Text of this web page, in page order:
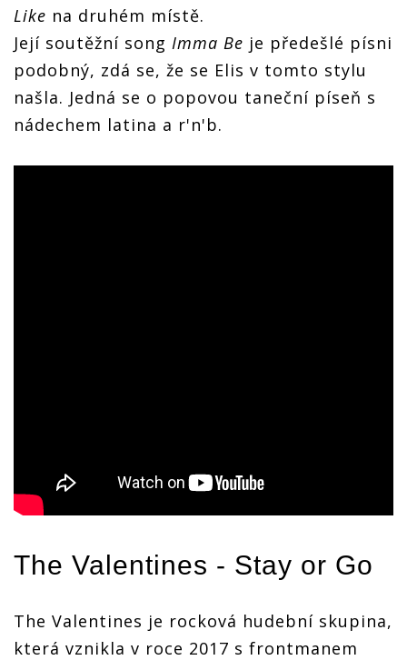
Like na druhém místě.
Její soutěžní song Imma Be je předešlé písni
podobný, zdá se, že se Elis v tomto stylu
našla. Jedná se o popovou taneční píseň s
nádechem latina a r'n'b.
The Valentines - Stay or Go
The Valentines je rocková hudební skupina,
která vznikla v roce 2017 s frontmanem